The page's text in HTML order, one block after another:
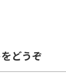
どうぞ